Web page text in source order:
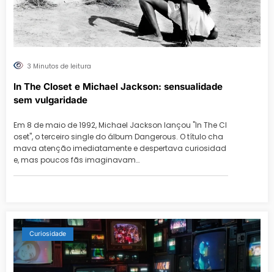
3 Minutos de leitura
In The Closet e Michael Jackson: sensualidade
sem vulgaridade
Em 8 de maio de 1992, Michael Jackson lançou "In The Cl
oset", o terceiro single do álbum Dangerous. O título cha
mava atenção imediatamente e despertava curiosidad
e, mas poucos fãs imaginavam…
Curiosidade